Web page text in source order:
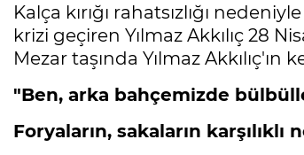
Kalça kırığı rahatsızlığı
krizi geçiren Yılmaz Akkılıç 28
Mezar taşında Yılmaz Akkılıç'ın
"Ben, arka bahçemizde
Foryaların, sakaların